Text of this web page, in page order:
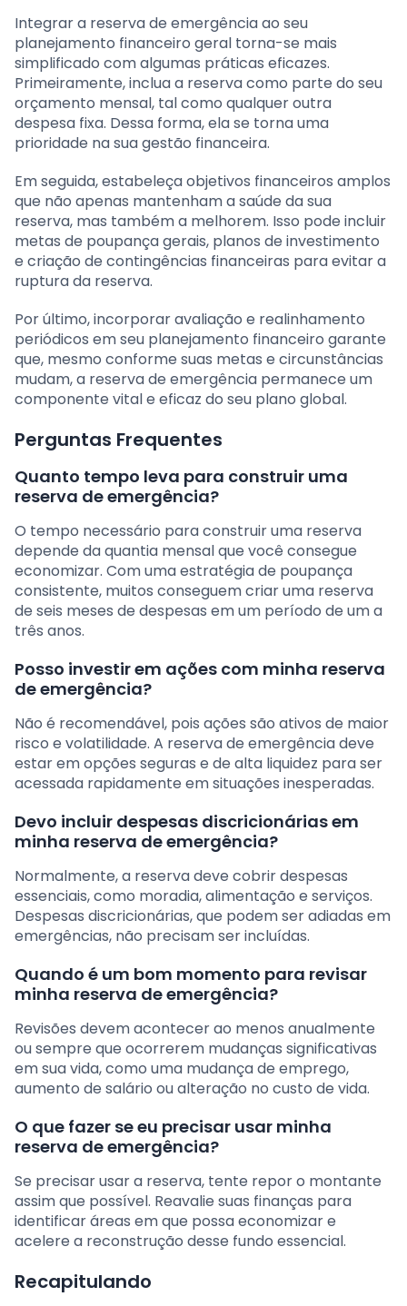
Integrar a reserva de emergência ao seu
planejamento financeiro geral torna-se mais
simplificado com algumas práticas eficazes.
Primeiramente, inclua a reserva como parte do seu
orçamento mensal, tal como qualquer outra
despesa fixa. Dessa forma, ela se torna uma
prioridade na sua gestão financeira.
Em seguida, estabeleça objetivos financeiros amplos
que não apenas mantenham a saúde da sua
reserva, mas também a melhorem. Isso pode incluir
metas de poupança gerais, planos de investimento
e criação de contingências financeiras para evitar a
ruptura da reserva.
Por último, incorporar avaliação e realinhamento
periódicos em seu planejamento financeiro garante
que, mesmo conforme suas metas e circunstâncias
mudam, a reserva de emergência permanece um
componente vital e eficaz do seu plano global.
Perguntas Frequentes
Quanto tempo leva para construir uma
reserva de emergência?
O tempo necessário para construir uma reserva
depende da quantia mensal que você consegue
economizar. Com uma estratégia de poupança
consistente, muitos conseguem criar uma reserva
de seis meses de despesas em um período de um a
três anos.
Posso investir em ações com minha reserva
de emergência?
Não é recomendável, pois ações são ativos de maior
risco e volatilidade. A reserva de emergência deve
estar em opções seguras e de alta liquidez para ser
acessada rapidamente em situações inesperadas.
Devo incluir despesas discricionárias em
minha reserva de emergência?
Normalmente, a reserva deve cobrir despesas
essenciais, como moradia, alimentação e serviços.
Despesas discricionárias, que podem ser adiadas em
emergências, não precisam ser incluídas.
Quando é um bom momento para revisar
minha reserva de emergência?
Revisões devem acontecer ao menos anualmente
ou sempre que ocorrerem mudanças significativas
em sua vida, como uma mudança de emprego,
aumento de salário ou alteração no custo de vida.
O que fazer se eu precisar usar minha
reserva de emergência?
Se precisar usar a reserva, tente repor o montante
assim que possível. Reavalie suas finanças para
identificar áreas em que possa economizar e
acelere a reconstrução desse fundo essencial.
Recapitulando